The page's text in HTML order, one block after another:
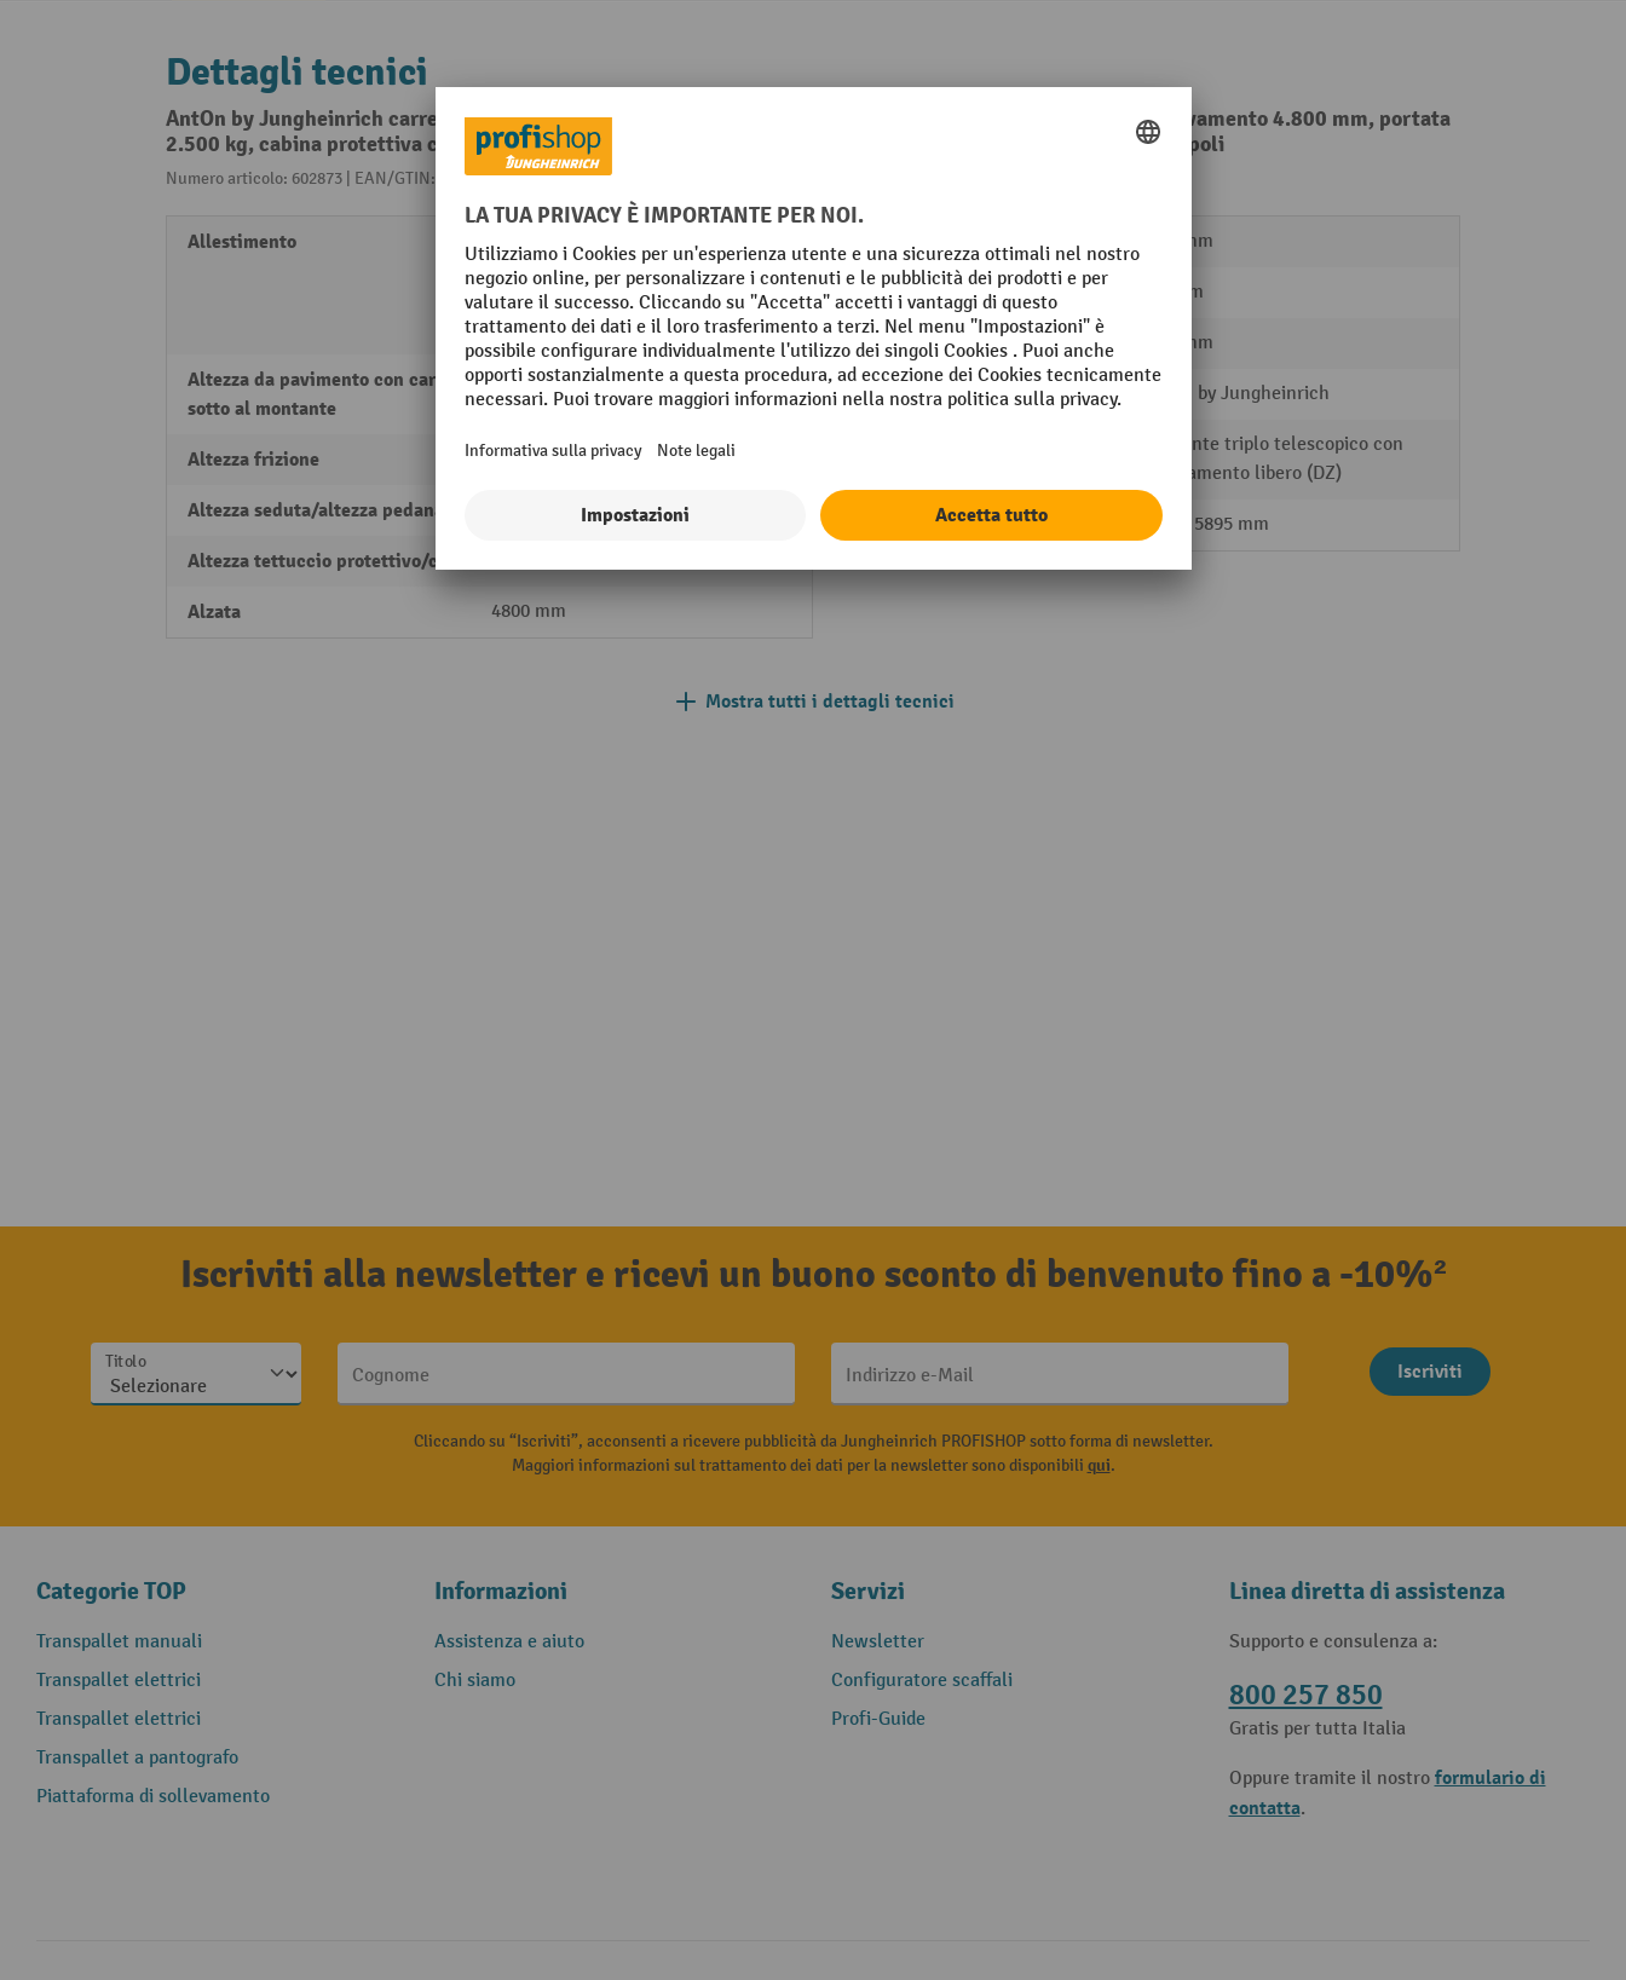
Dettagli tecnici
AntOn by Jungheinrich carrello elevatore elettrico CBH 2.5 con montante telescopico triplo, altezza di sollevamento 4.800 mm, portata
2.500 kg, cabina protettiva contro le intemperie Eco, incluso il caricabatteria esterno da 80 V, 100 A, CEE, 4 poli
Numero articolo: 602873 | EAN/GTIN: 4055091337203Dalla categoria:
Allestimento
Gancio per rimorchio
Monitoraggio della fibbia della
cintura
Specchio retrovisore
Altezza da pavimento con carico
sotto al montante
120 mm
Altezza frizione 311 mm
Altezza seduta/altezza pedana
Altezza tettuccio protettivo/cabina
Alzata 4800 mm
Larghezza totale 1154 mm
Luce libera dal pavimento 170 mm
Lunghezza totale 3695 mm
Marchio AntOn by Jungheinrich
Montante triplo telescopico con
sollevamento libero (DZ)
Montante altezza 2265 - 5895 mm
Mostra tutti i dettagli tecnici
Iscriviti alla newsletter e ricevi un buono sconto di benvenuto fino a -10%²
Titolo
Cognome Indirizzo e-Mail Iscriviti
Cliccando su “Iscriviti”, acconsenti a ricevere pubblicità da Jungheinrich PROFISHOP sotto forma di newsletter.
Maggiori informazioni sul trattamento dei dati per la newsletter sono disponibili qui.
Categorie TOP
Transpallet manuali
Transpallet elettrici
Transpallet elettrici
Transpallet a pantografo
Piattaforma di sollevamento
Informazioni
Assistenza e aiuto
Chi siamo
Servizi
Newsletter
Configuratore scaffali
Profi-Guide
Linea diretta di assistenza
Supporto e consulenza a:
800 257 850
Gratis per tutta Italia
Oppure tramite il nostro formulario di
contatta.